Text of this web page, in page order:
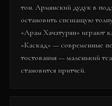
тон. Армянский дудук в
остановить спешащую
«Арам Хачатурян» играют
«Каскад» — современные
тостования — маленький
становится притчей.